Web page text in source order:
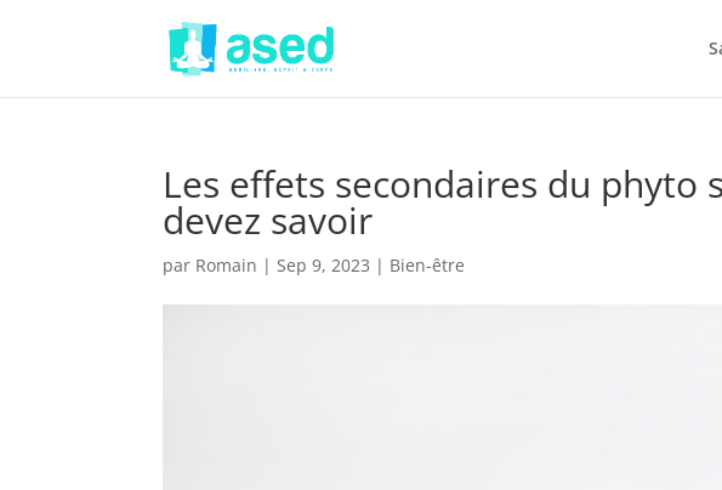
Les effets secondaires du phyto
devez savoir
par Romain |Sep 9, 2023 | Bien-être